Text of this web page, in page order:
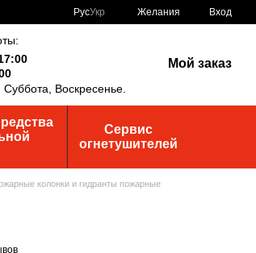
РусУкр Желания Вход
Суббота, Воскресенье.
Мой заказ
Сервис
огнетушителей
колонки и гидранты пожарные